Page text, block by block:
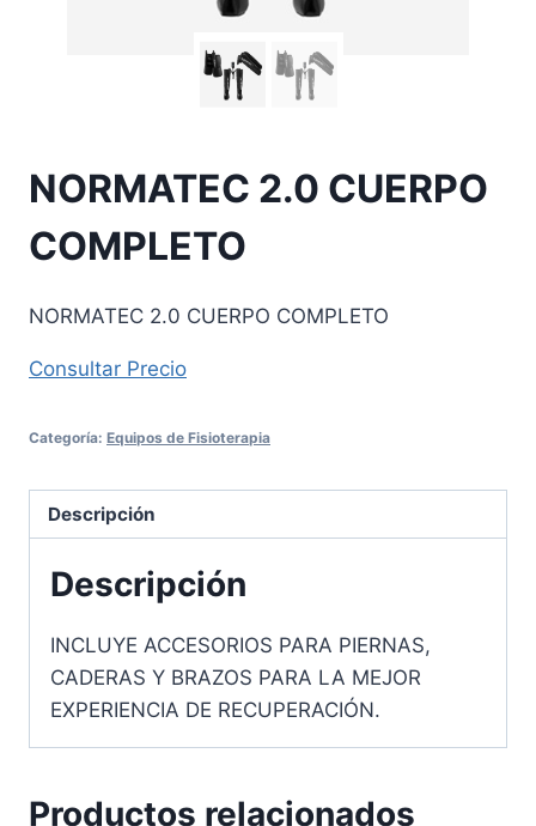
NORMATEC 2.0 CUERPO
COMPLETO
NORMATEC 2.0 CUERPO COMPLETO
Consultar Precio
Categoría: Equipos de Fisioterapia
Descripción
Descripción
INCLUYE ACCESORIOS PARA PIERNAS,
CADERAS Y BRAZOS PARA LA MEJOR
EXPERIENCIA DE RECUPERACIÓN.
Productos relacionados